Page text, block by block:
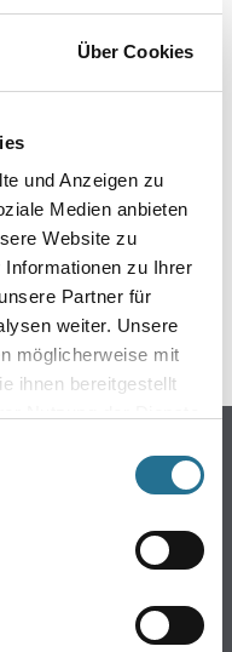
Über Cookies
und Anzeigen zu
Medien anbieten
Website zu
zu Ihrer
Partner für
weiter. Unsere
möglicherweise mit
ihnen bereitgestellt